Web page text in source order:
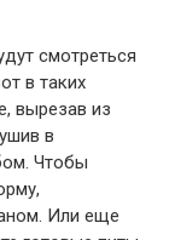
смотреться
в таких
вырезав из
в
Чтобы
Или еще